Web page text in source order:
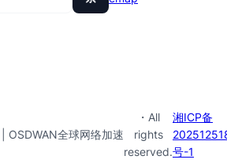
OSDWAN全球网络加速
・All
rights
reserved.
湘ICP备
号-1